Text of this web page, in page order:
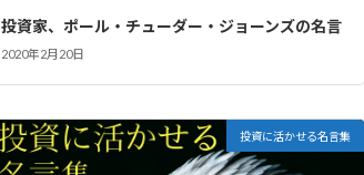
投資家、ポール・チューダー・ジョーンズの名言
2020年2月20日
投資に活かせる名言集